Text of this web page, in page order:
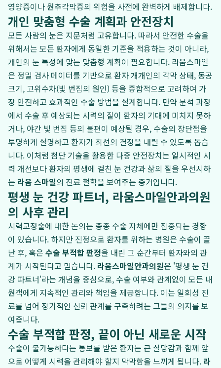
영양증이나 원추각막증의 위험을 사전에 완벽하게 배제합니다.
개인 맞춤형 수술 계획과 안전장치
모든 사람의 눈은 지문처럼 고유합니다. 따라서 안전한 수술을
위해서는 모든 환자에게 동일한 기준을 적용하는 것이 아니라,
개인의 눈 특성에 맞는 맞춤형 계획이 필요합니다. 라움스마일
은 정밀 검사 데이터를 기반으로 환자 개개인의 각막 상태, 동공
크기, 고위수차(빛 번짐의 원인) 등을 종합적으로 고려하여 가
장 안전하고 효과적인 수술 방법을 설계합니다. 만약 분석 과정
에서 수술 후 예상되는 시력의 질이 환자의 기대에 미치지 못하
거나, 야간 빛 번짐 등의 불편이 예상될 경우, 수술의 장단점을
투명하게 설명하고 환자가 최선의 결정을 내릴 수 있도록 돕습
니다. 이처럼 첨단 기술을 활용한 다중 안전장치는 일시적인 시
력 개선보다 환자의 평생에 걸친 눈 건강과 삶의 질을 우선시하
는 라움 스마일의 진료 철학을 보여주는 증거입니다.
평생 눈 건강 파트너, 라움스마일안과의원
의 사후 관리
시력교정술에 대한 논의는 종종 수술 자체에만 집중되는 경향
이 있습니다. 하지만 진정으로 환자를 위하는 병원은 수술이 끝
난 후, 혹은 수술 부적합 판정을 내린 그 순간부터 환자와의 관
계가 시작된다고 믿습니다. 라움스마일안과의원은 '평생 눈 건
강 파트너'라는 개념을 중심으로, 수술 여부와 관계없이 모든 내
원객에게 지속적인 관리와 책임을 제공합니다. 이는 일회성 진
료를 넘어 장기적인 신뢰 관계를 구축하려는 그들의 의지를 보
여줍니다.
수술 부적합 판정, 끝이 아닌 새로운 시작
수술이 불가능하다는 통보를 받은 환자는 큰 실망감과 함께 앞
으로 어떻게 시력을 관리해야 할지 막막함을 느끼게 됩니다. 라